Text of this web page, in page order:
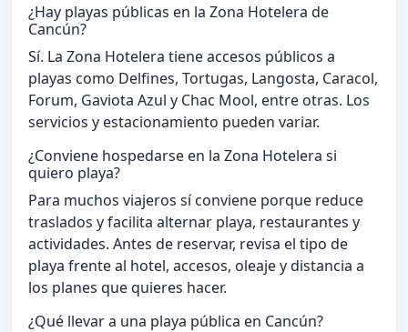
¿Hay playas públicas en la Zona Hotelera de
Cancún?
Sí. La Zona Hotelera tiene accesos públicos a
playas como Delfines, Tortugas, Langosta, Caracol,
Forum, Gaviota Azul y Chac Mool, entre otras. Los
servicios y estacionamiento pueden variar.
¿Conviene hospedarse en la Zona Hotelera si
quiero playa?
Para muchos viajeros sí conviene porque reduce
traslados y facilita alternar playa, restaurantes y
actividades. Antes de reservar, revisa el tipo de
playa frente al hotel, accesos, oleaje y distancia a
los planes que quieres hacer.
¿Qué llevar a una playa pública en Cancún?